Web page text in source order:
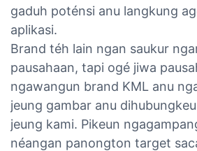
gaduh poténsi anu langkung
aplikasi.
Brand téh lain ngan saukur
pausahaan, tapi ogé jiwa
ngawangun brand KML anu
jeung gambar anu
jeung kami. Pikeun
néangan panongton target